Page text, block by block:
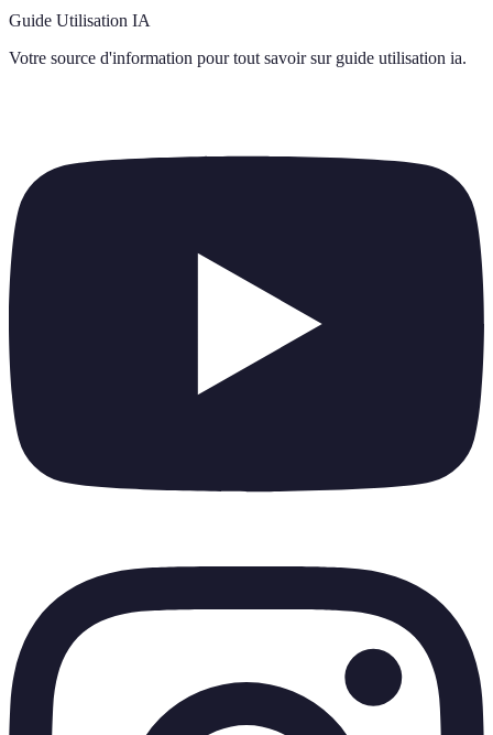
Guide Utilisation IA
Votre source d'information pour tout savoir sur guide utilisation ia.